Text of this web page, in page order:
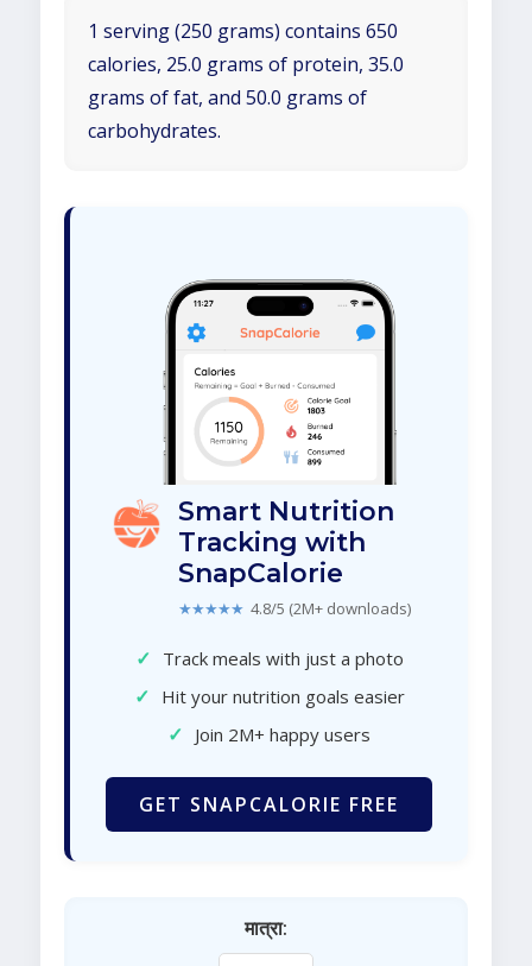
1 serving (250 grams) contains 650
calories, 25.0 grams of protein, 35.0
grams of fat, and 50.0 grams of
carbohydrates.
Smart Nutrition
Tracking with
SnapCalorie
★★★★★ 4.8/5 (2M+ downloads)
✓ Track meals with just a photo
✓ Hit your nutrition goals easier
✓ Join 2M+ happy users
GET SNAPCALORIE FREE
मात्रा: